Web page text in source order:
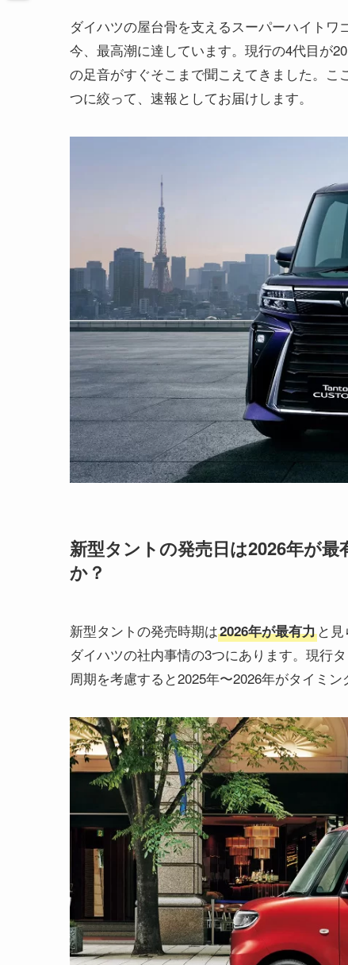
ダイハツの屋台骨を支えるスーパーハイトワ
今、最高潮に達しています。現行の4代目が
の足音がすぐそこまで聞こえてきました。
つに絞って、速報としてお届けします。
新型タントの発売日は2026年が
か？
新型タントの発売時期は2026年が最有力 と
ダイハツの社内事情の3つにあります。現行
周期を考慮すると2025年〜2026年がタイミン